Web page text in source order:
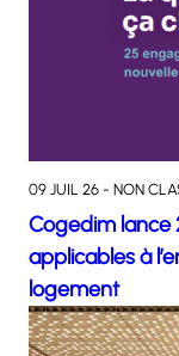
09 JUIL 26 - NON
Cogedim lance
applicables à
logement